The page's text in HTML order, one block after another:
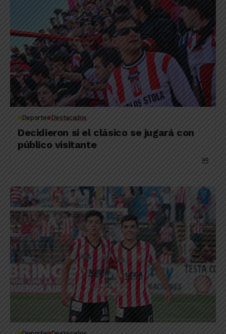
Deporte Destacados
Decidieron si el clásico se jugará con
público visitante